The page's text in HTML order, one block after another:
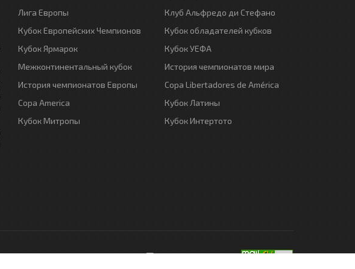
Лига Европы
Кубок Европейских Чемпионов
Кубок Ярмарок
Межконтинентальный кубок
История чемпионатов Европы
Copa America
Кубок Митропы
Клуб Альфредо ди Стефано
Кубок обладателей кубков
Кубок УЕФА
История чемпионатов мира
Copa Libertadores de América
Кубок Латины
Кубок Интертото